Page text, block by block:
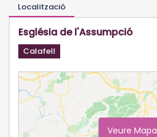
Localització
Església de l'Assumpció
Calafell
Veure Mapa